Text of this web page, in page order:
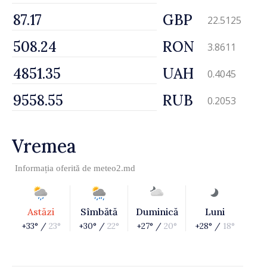
GBP 22.5125
RON 3.8611
UAH 0.4045
RUB 0.2053
Vremea
Informația oferită de meteo2.md
Astăzi
+33° / 23°
Sîmbătă
+30° / 22°
Duminică
+27° / 20°
Luni
+28° / 18°